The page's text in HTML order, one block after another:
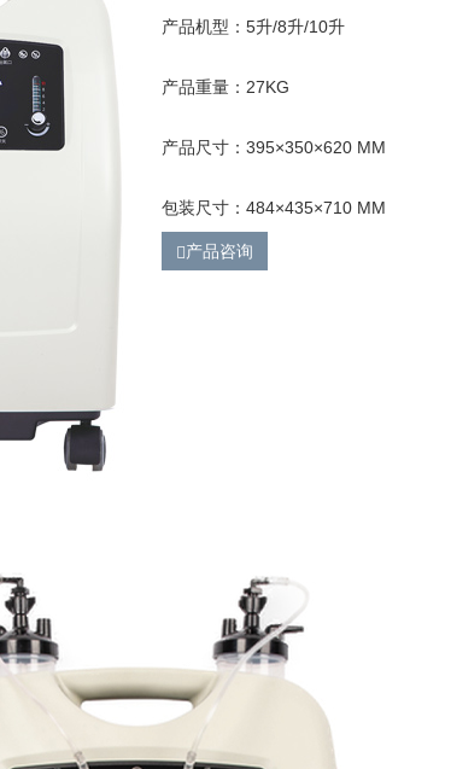
产品机型：5升/8升/10升
产品重量：27KG
产品尺寸：395×350×620 MM
包装尺寸：484×435×710 MM
产品咨询